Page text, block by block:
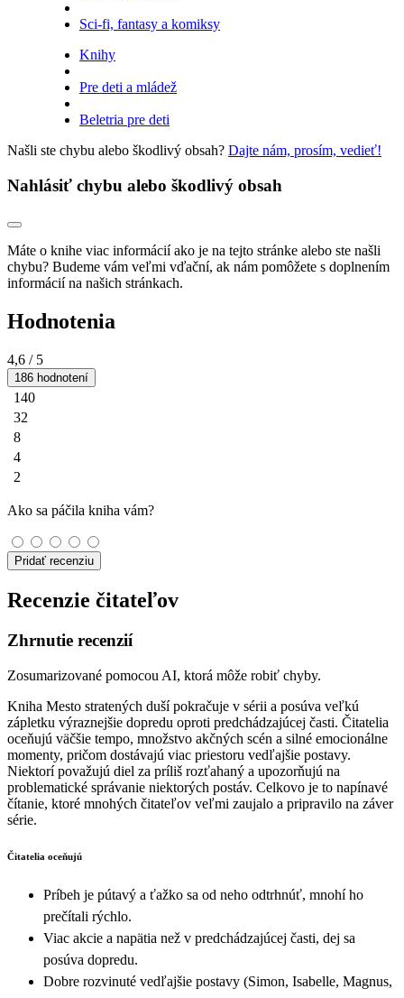
Sci-fi, fantasy a komiksy
Knihy
Pre deti a mládež
Beletria pre deti
Našli ste chybu alebo škodlivý obsah? Dajte nám, prosím, vedieť!
Nahlásiť chybu alebo škodlivý obsah
Máte o knihe viac informácií ako je na tejto stránke alebo ste našli
chybu? Budeme vám veľmi vďační, ak nám pomôžete s doplnením
informácií na našich stránkach.
Hodnotenia
4,6 / 5
186 hodnotení
140
32
8
4
2
Ako sa páčila kniha vám?
Pridať recenziu
Recenzie čitateľov
Zhrnutie recenzií
Zosumarizované pomocou AI, ktorá môže robiť chyby.
Kniha Mesto stratených duší pokračuje v sérii a posúva veľkú
zápletku výraznejšie dopredu oproti predchádzajúcej časti. Čitatelia
oceňujú väčšie tempo, množstvo akčných scén a silné emocionálne
momenty, pričom dostávajú viac priestoru vedľajšie postavy.
Niektorí považujú diel za príliš rozťahaný a upozorňujú na
problematické správanie niektorých postáv. Celkovo je to napínavé
čítanie, ktoré mnohých čitateľov veľmi zaujalo a pripravilo na záver
série.
Čitatelia oceňujú
Príbeh je pútavý a ťažko sa od neho odtrhnúť, mnohí ho
prečítali rýchlo.
Viac akcie a napätia než v predchádzajúcej časti, dej sa
posúva dopredu.
Dobre rozvinuté vedľajšie postavy (Simon, Isabelle, Magnus,